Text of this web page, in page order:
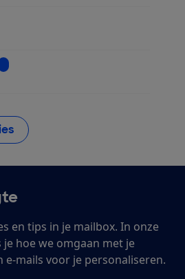
voor Versnellingen
informatie voor Opvallende
en tips in je mailbox. In onze
je hoe we omgaan met je
e-mails voor je personaliseren.